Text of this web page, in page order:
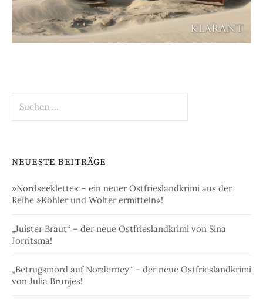
nach:
NEUESTE BEITRÄGE
»Nordseeklette« – ein neuer Ostfrieslandkrimi aus der
Reihe »Köhler und Wolter ermitteln«!
„Juister Braut“ – der neue Ostfrieslandkrimi von Sina
Jorritsma!
„Betrugsmord auf Norderney“ – der neue Ostfrieslandkrimi
von Julia Brunjes!